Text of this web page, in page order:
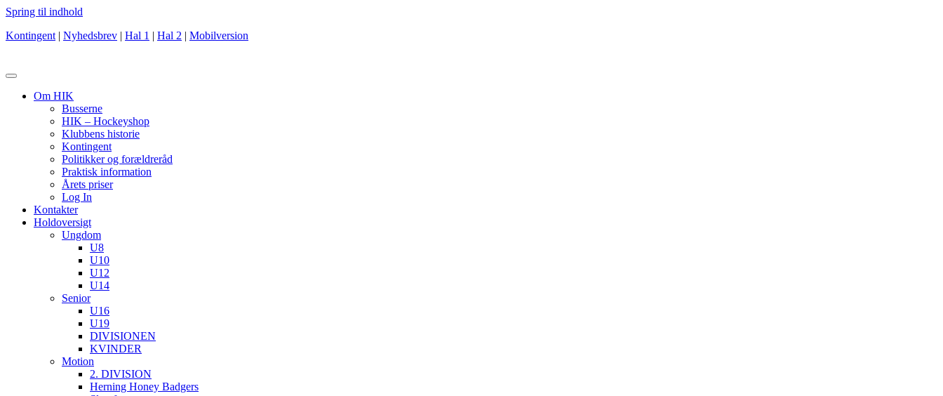
Spring til indhold
Kontingent | Nyhedsbrev | Hal 1 | Hal 2 | Mobilversion
Om HIK
Busserne
HIK – Hockeyshop
Klubbens historie
Kontingent
Politikker og forældreråd
Praktisk information
Årets priser
Log In
Kontakter
Holdoversigt
Ungdom
U8
U10
U12
U14
Senior
U16
U19
DIVISIONEN
KVINDER
Motion
2. DIVISION
Herning Honey Badgers